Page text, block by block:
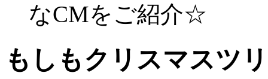
なCMをご紹介☆
もしもクリスマスツ